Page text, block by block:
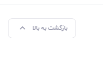
بازگشت به بالا